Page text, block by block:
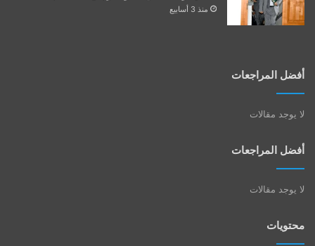
منذ 3 أسابيع
أفضل المراجعات
لا يوجد مقالات
أفضل المراجعات
لا يوجد مقالات
محتويات